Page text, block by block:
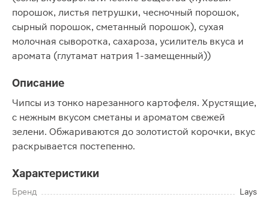
порошок, листья петрушки, чесночный порошок,
сырный порошок, сметанный порошок), сухая
молочная сыворотка, сахароза, усилитель вкуса и
аромата (глутамат натрия 1-замещенный))
Описание
Чипсы из тонко нарезанного картофеля. Хрустящие,
с нежным вкусом сметаны и ароматом свежей
зелени. Обжариваются до золотистой корочки, вкус
раскрывается постепенно.
Характеристики
Бренд
Lays